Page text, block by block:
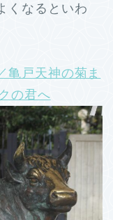
くなるといわ
亀戸天神の菊ま
の君へ